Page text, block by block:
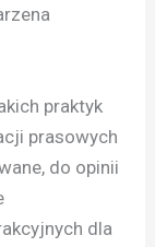
praktyk
prasowych
do opinii
dla